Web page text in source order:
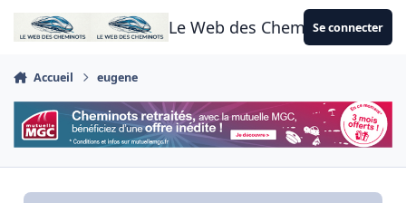
Aller au contenu
Le Web des CheminotsSe connecter
Accueil eugene